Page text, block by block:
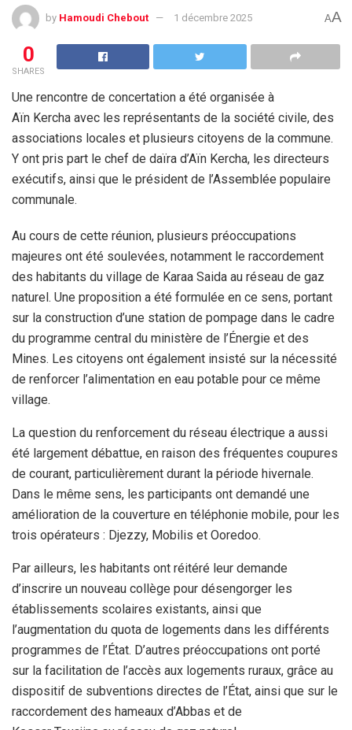
by Hamoudi Chebout 1 décembre 2025 AA
0
SHARES
Une rencontre de concertation a été organisée à
Aïn Kercha avec les représentants de la société civile, des
associations locales et plusieurs citoyens de la commune.
Y ont pris part le chef de daïra d’Aïn Kercha, les directeurs
exécutifs, ainsi que le président de l’Assemblée populaire
communale.
Au cours de cette réunion, plusieurs préoccupations
majeures ont été soulevées, notamment le raccordement
des habitants du village de Karaa Saida au réseau de gaz
naturel. Une proposition a été formulée en ce sens, portant
sur la construction d’une station de pompage dans le cadre
du programme central du ministère de l’Énergie et des
Mines. Les citoyens ont également insisté sur la nécessité
de renforcer l’alimentation en eau potable pour ce même
village.
La question du renforcement du réseau électrique a aussi
été largement débattue, en raison des fréquentes coupures
de courant, particulièrement durant la période hivernale.
Dans le même sens, les participants ont demandé une
amélioration de la couverture en téléphonie mobile, pour les
trois opérateurs : Djezzy, Mobilis et Ooredoo.
Par ailleurs, les habitants ont réitéré leur demande
d’inscrire un nouveau collège pour désengorger les
établissements scolaires existants, ainsi que
l’augmentation du quota de logements dans les différents
programmes de l’État. D’autres préoccupations ont porté
sur la facilitation de l’accès aux logements ruraux, grâce au
dispositif de subventions directes de l’État, ainsi que sur le
raccordement des hameaux d’Abbas et de